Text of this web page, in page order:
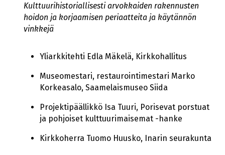
Kulttuurihistoriallisesti arvokkaiden rakennusten
hoidon ja korjaamisen periaatteita ja käytännön
vinkkejä
Yliarkkitehti Edla Mäkelä, Kirkkohallitus
Museomestari, restaurointimestari Marko
Korkeasalo, Saamelaismuseo Siida
Projektipäällikkö Isa Tuuri, Porisevat porstuat
ja pohjoiset kulttuurimaisemat -hanke
Kirkkoherra Tuomo Huusko, Inarin seurakunta